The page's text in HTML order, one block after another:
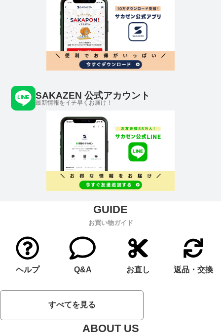
SAKAZEN 公式アカウント
最新情報をイチ早くお届け！
お買い物ガイド
ヘルプ Q&A お直し 返品・交換
すべてを見る